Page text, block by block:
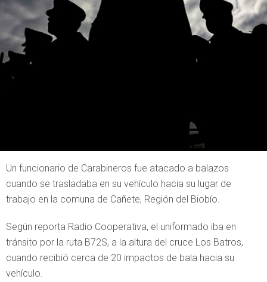
Un funcionario de Carabineros fue atacado a balazos
cuando se trasladaba en su vehículo hacia su lugar de
trabajo en la comuna de Cañete, Región del Biobío.
Según reporta Radio Cooperativa, el uniformado iba en
tránsito por la ruta B72S, a la altura del cruce Los Batros,
cuando recibió cerca de 20 impactos de bala hacia su
vehículo.